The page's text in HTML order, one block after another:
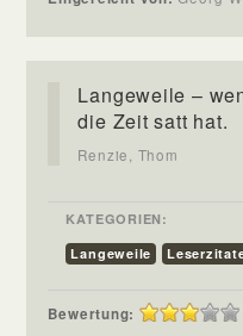
Langeweile –
die Zeit satt hat.
Renzie, Thom
KATEGORIEN:
Langeweile
Bewertung: